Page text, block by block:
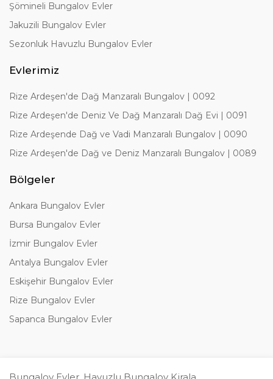
Şömineli Bungalov Evler
Jakuzili Bungalov Evler
Sezonluk Havuzlu Bungalov Evler
Evlerimiz
Rize Ardeşen'de Dağ Manzaralı Bungalov | 0092
Rize Ardeşen'de Deniz Ve Dağ Manzaralı Dağ Evi | 0091
Rize Ardeşende Dağ ve Vadi Manzaralı Bungalov | 0090
Rize Ardeşen'de Dağ ve Deniz Manzaralı Bungalov | 0089
Bölgeler
Ankara Bungalov Evler
Bursa Bungalov Evler
İzmir Bungalov Evler
Antalya Bungalov Evler
Eskişehir Bungalov Evler
Rize Bungalov Evler
Sapanca Bungalov Evler